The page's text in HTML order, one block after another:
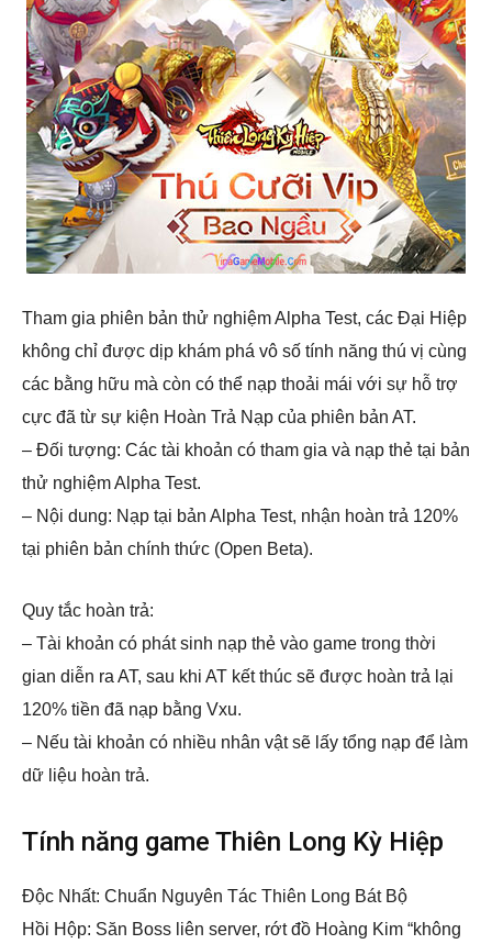
Tham gia phiên bản thử nghiệm Alpha Test, các Đại Hiệp
không chỉ được dịp khám phá vô số tính năng thú vị cùng
các bằng hữu mà còn có thể nạp thoải mái với sự hỗ trợ
cực đã từ sự kiện Hoàn Trả Nạp của phiên bản AT.
– Đối tượng: Các tài khoản có tham gia và nạp thẻ tại bản
thử nghiệm Alpha Test.
– Nội dung: Nạp tại bản Alpha Test, nhận hoàn trả 120%
tại phiên bản chính thức (Open Beta).
Quy tắc hoàn trả:
– Tài khoản có phát sinh nạp thẻ vào game trong thời
gian diễn ra AT, sau khi AT kết thúc sẽ được hoàn trả lại
120% tiền đã nạp bằng Vxu.
– Nếu tài khoản có nhiều nhân vật sẽ lấy tổng nạp để làm
dữ liệu hoàn trả.
Tính năng game Thiên Long Kỳ Hiệp
Độc Nhất: Chuẩn Nguyên Tác Thiên Long Bát Bộ
Hồi Hộp: Săn Boss liên server, rớt đồ Hoàng Kim “không